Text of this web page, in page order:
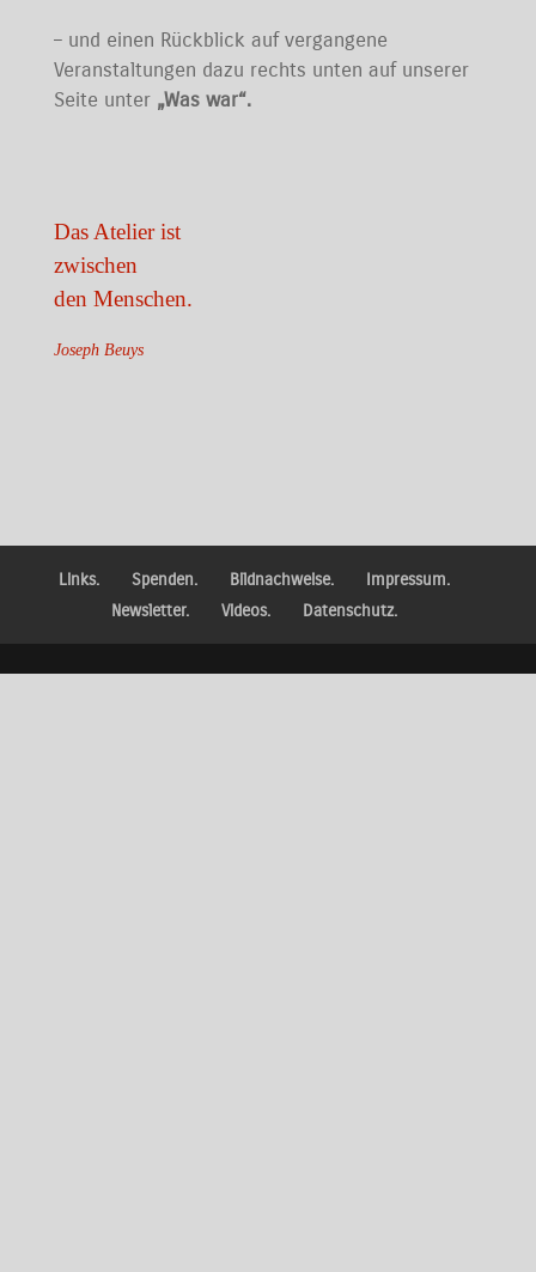
– und einen Rückblick auf vergangene
Veranstaltungen dazu rechts unten auf unserer
Seite unter „Was war“.
Das Atelier ist
zwischen
den Menschen.
Joseph Beuys
Links. Spenden. Bildnachweise.
Impressum.
Newsletter.
Videos. Datenschutz.